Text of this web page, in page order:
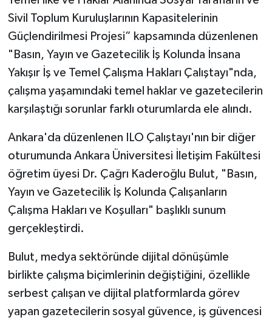
Sivil Toplum Kuruluşlarının Kapasitelerinin
Güçlendirilmesi Projesi” kapsamında düzenlenen
"Basın, Yayın ve Gazetecilik İş Kolunda İnsana
Yakışır İş ve Temel Çalışma Hakları Çalıştayı"nda,
çalışma yaşamındaki temel haklar ve gazetecilerin
karşılaştığı sorunlar farklı oturumlarda ele alındı.
Ankara'da düzenlenen ILO Çalıştayı'nın bir diğer
oturumunda Ankara Üniversitesi İletişim Fakültesi
öğretim üyesi Dr. Çağrı Kaderoğlu Bulut, "Basın,
Yayın ve Gazetecilik İş Kolunda Çalışanların
Çalışma Hakları ve Koşulları" başlıklı sunum
gerçekleştirdi.
Bulut, medya sektöründe dijital dönüşümle
birlikte çalışma biçimlerinin değiştiğini, özellikle
serbest çalışan ve dijital platformlarda görev
yapan gazetecilerin sosyal güvence, iş güvencesi